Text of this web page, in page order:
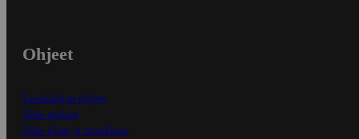
Ohjeet
Ensitilaajan ohjeet
Näin maksat
Näin tilaat ja muokkaat